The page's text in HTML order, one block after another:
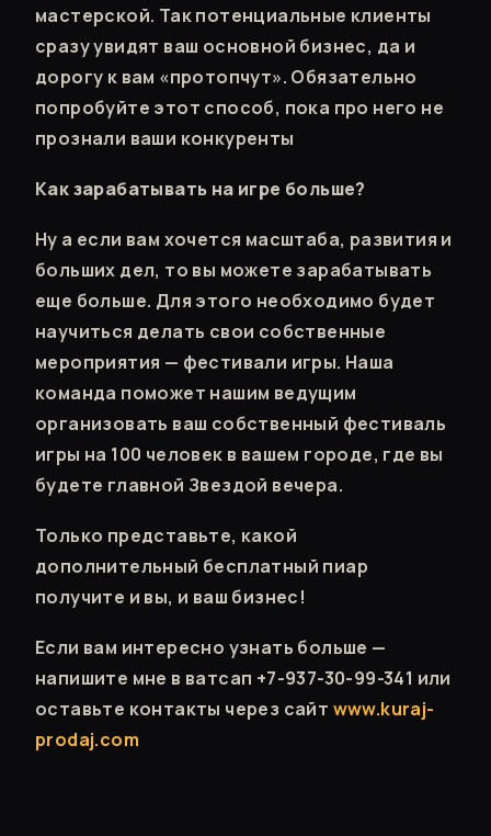
мастерской. Так потенциальные клиенты
сразу увидят ваш основной бизнес, да и
дорогу к вам «протопчут». Обязательно
попробуйте этот способ, пока про него не
прознали ваши конкуренты
Как зарабатывать на игре больше?
Ну а если вам хочется масштаба, развития и
больших дел, то вы можете зарабатывать
еще больше. Для этого необходимо будет
научиться делать свои собственные
мероприятия — фестивали игры. Наша
команда поможет нашим ведущим
организовать ваш собственный фестиваль
игры на 100 человек в вашем городе, где вы
будете главной Звездой вечера.
Только представьте, какой
дополнительный бесплатный пиар
получите и вы, и ваш бизнес!
Если вам интересно узнать больше —
напишите мне в ватсап +7-937-30-99-341 или
оставьте контакты через сайт www.kuraj-
prodaj.com